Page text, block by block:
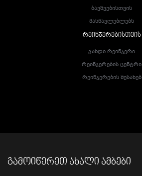
Ბავშვებისთვის
Მასწავლებლებს
ᲠᲔᲘᲜᲯᲔᲠᲔᲑᲘᲡᲗᲕᲘᲡ
Გახდი Რეინჯერი
Რეინჯერების Ცენტრი
Რეინჯერების Შესახებ
ᲒᲐᲛᲝᲘᲬᲔᲠᲔᲗ ᲐᲮᲐᲚᲘ ᲐᲛᲑᲔᲑᲘ